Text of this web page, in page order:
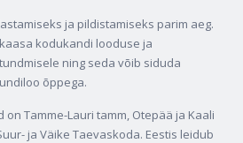
ja pildistamiseks parim aeg.
kodukandi looduse ja
ning seda võib siduda
õppega.
Tamme-Lauri tamm, Otepää ja Kaali
ja Väike Taevaskoda. Eestis leidub